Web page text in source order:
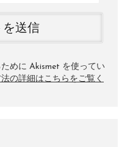
めに Akismet を使ってい
の詳細はこちらをご覧く